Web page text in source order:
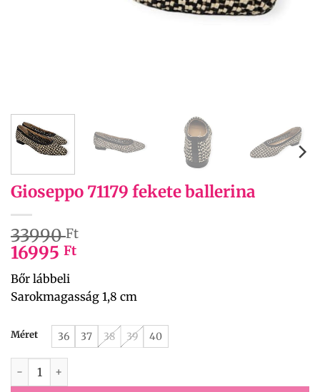
Gioseppo 71179 fekete ballerina
33990Ft
16995 Ft
Bőr lábbeli
Sarokmagasság 1,8 cm
Méret 36 37 38 39 40
Gioseppo 71179 fekete ballerina mennyiség